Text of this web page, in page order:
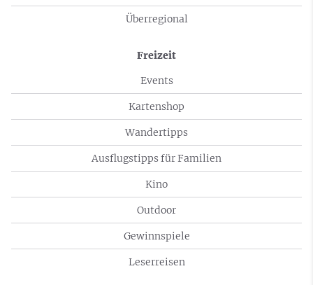
Überregional
Freizeit
Events
Kartenshop
Wandertipps
Ausflugstipps für Familien
Kino
Outdoor
Gewinnspiele
Leserreisen